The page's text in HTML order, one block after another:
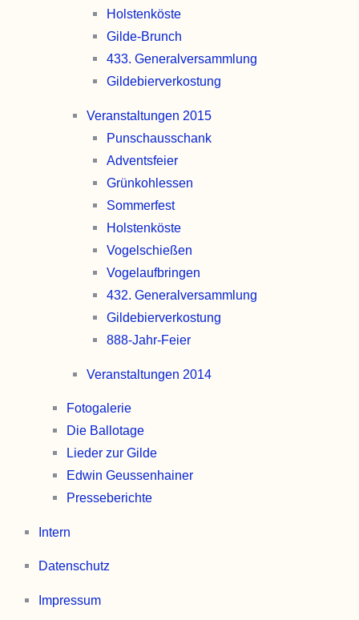
Holsten­köste
Gilde-Brunch
433. General­versammlung
Gildebier­verkostung
Veranstaltungen 2015
Punschaus­schank
Advents­feier
Grünkohl­essen
Sommer­fest
Holsten­köste
Vogel­schießen
Vogel­aufbringen
432. General­versammlung
Gildebier­verkostung
888-Jahr-Feier
Veranstaltungen 2014
Fotogalerie
Die Ballotage
Lieder zur Gilde
Edwin Geussen­hainer
Presse­berichte
Intern
Datenschutz
Impressum